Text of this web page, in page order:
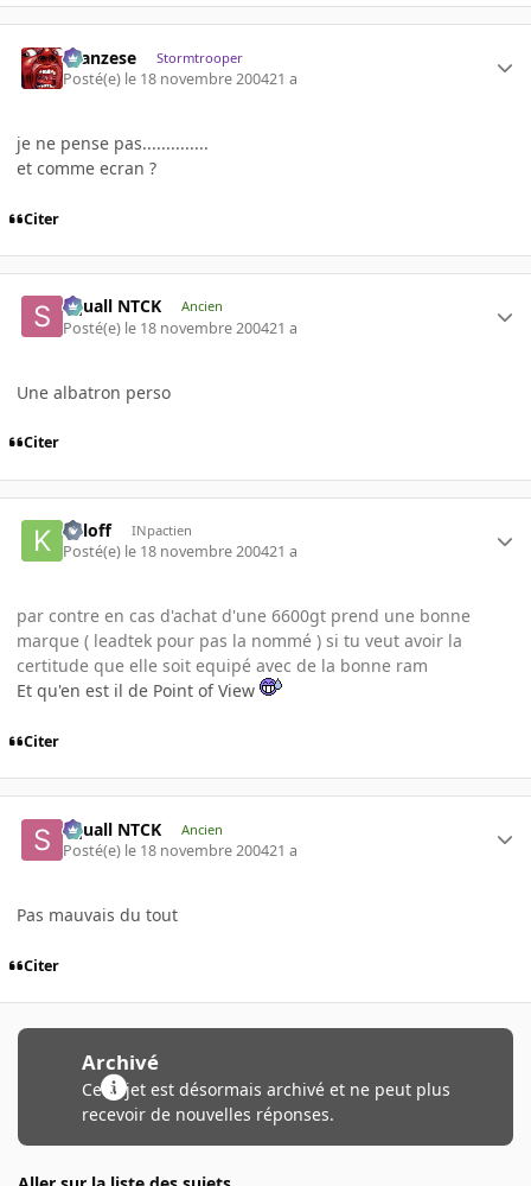
ilcanzese Stormtrooper
Posté(e) le 18 novembre 200421 a
je ne pense pas..............
et comme ecran ?
Citer
Squall NTCK Ancien
Posté(e) le 18 novembre 200421 a
Une albatron perso
Citer
Killoff INpactien
Posté(e) le 18 novembre 200421 a
par contre en cas d'achat d'une 6600gt prend une bonne
marque ( leadtek pour pas la nommé ) si tu veut avoir la
certitude que elle soit equipé avec de la bonne ram
Et qu'en est il de Point of View
Citer
Squall NTCK Ancien
Posté(e) le 18 novembre 200421 a
Pas mauvais du tout
Citer
Archivé
Ce sujet est désormais archivé et ne peut plus
recevoir de nouvelles réponses.